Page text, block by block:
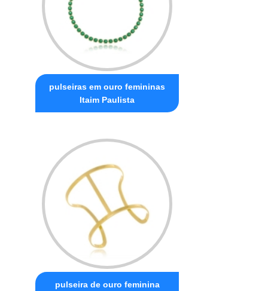
pulseiras em ouro femininas
Itaim Paulista
pulseira de ouro feminina